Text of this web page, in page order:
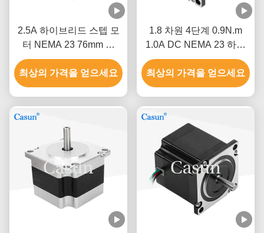
2.5A 하이브리드 스텝 모
터 NEMA 23 76mm 몸
1.5N.M CNC 기계
최상의 가격을 얻으세요
1.8 차원 4단계 0.9N.m
1.0A DC NEMA 23 하이
브리드 스텝 모터 CNC 로
봇
최상의 가격을 얻으세요